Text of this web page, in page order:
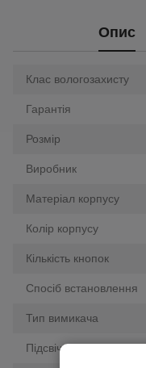
Опис
Клас вологозахисту
Гарантія
Розмір
Виробник
Матеріал корпусу
Колір корпусу
Кількість кнопок
Спосіб встановлення
Тип вимикача
Підсвічування